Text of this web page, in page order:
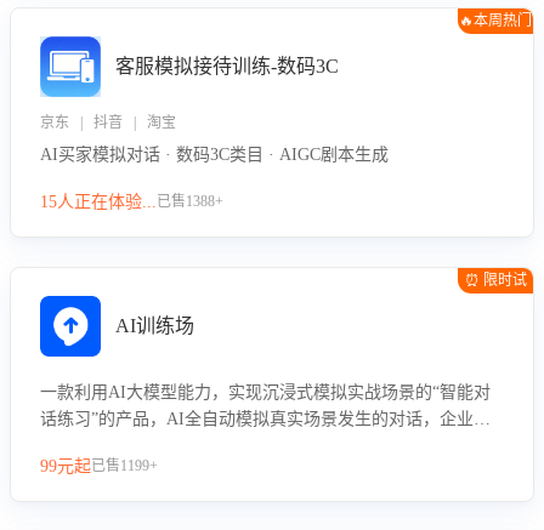
🔥本周热门
客服模拟接待训练-数码3C
京东 | 抖音 | 淘宝
AI买家模拟对话 · 数码3C类目 · AIGC剧本生成
15人正在体验...已售1388+
⏰ 限时试
AI训练场
一款利用AI大模型能力，实现沉浸式模拟实战场景的“智能对
话练习”的产品，AI全自动模拟真实场景发生的对话，企业可
力。
99元起已售1199+